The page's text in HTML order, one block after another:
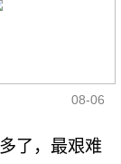
08-06
了，最艰难